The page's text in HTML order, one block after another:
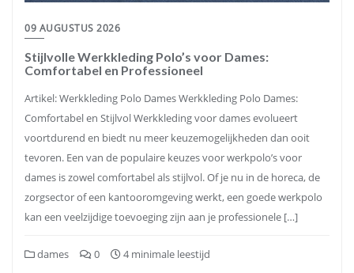
09 AUGUSTUS 2026
Stijlvolle Werkkleding Polo’s voor Dames:
Comfortabel en Professioneel
Artikel: Werkkleding Polo Dames Werkkleding Polo Dames:
Comfortabel en Stijlvol Werkkleding voor dames evolueert
voortdurend en biedt nu meer keuzemogelijkheden dan ooit
tevoren. Een van de populaire keuzes voor werkpolo’s voor
dames is zowel comfortabel als stijlvol. Of je nu in de horeca, de
zorgsector of een kantooromgeving werkt, een goede werkpolo
kan een veelzijdige toevoeging zijn aan je professionele […]
dames 0 4 minimale leestijd